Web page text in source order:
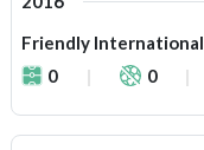
Friendly International
0
0